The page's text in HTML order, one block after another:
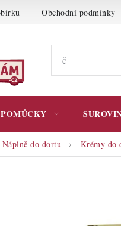
Obchodní podmínky
POMŮCKY
Náplně do dortu Krémy do